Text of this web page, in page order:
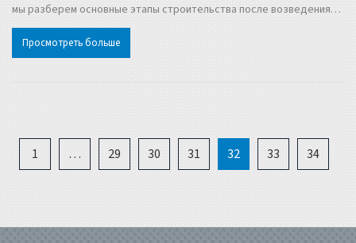
мы разберем основные этапы строительства после возведения
фундамента, начиная от возведения стен и заканчивая
финальными отделочными работами. Также обсудим полезные
Просмотреть больше
1 … 29 30 31 32 33 34